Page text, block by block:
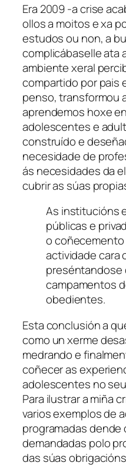
Era 2009 -a crise
ollos a moitos e xa
estudos ou non, a
complicábaselle ata
ambiente xeral
compartido por pais
penso, transformou
aprendemos hoxe
adolescentes e
construído e
necesidade de
ás necesidades da
cubrir as súas
As institucións
públicas e
o coñecemento
actividade cara
preséntandose
campamentos
obedientes.
Esta conclusión a
como un xerme
medrando e
coñecer as
adolescentes no
Para ilustrar a miña
varios exemplos de
programadas dende
demandadas polo
das súas